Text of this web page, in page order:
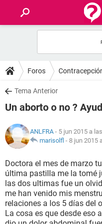
FOROS
SALUD
NUTRICIÓN
BIENESTAR
SEXUALIDAD
GLOSARIO
Foros
Tema Anterior
Un aborto o no ?
ANLFRA- 5 jun 2015 a
marisolfl - 8 jun 2015
Doctora el mes de marzo
última pastilla me la tomé
las dos ultimas fue un
me han venido mis
relaciones a los 5 días del
La cosa es que desde eso